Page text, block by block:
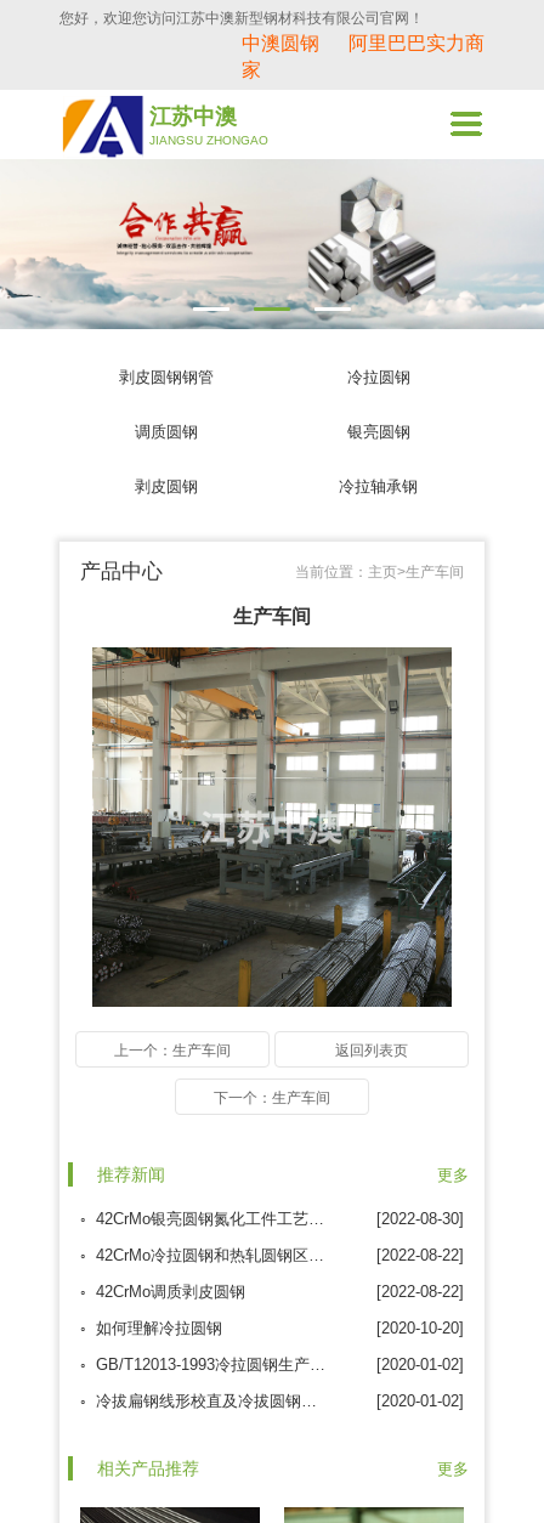
您好，欢迎您访问江苏中澳新型钢材科技有限公司官网！
中澳圆钢
阿里巴巴实力商
家
江苏中澳
JIANGSU ZHONGAO
剥皮圆钢钢管 冷拉圆钢
调质圆钢 银亮圆钢
剥皮圆钢 冷拉轴承钢
产品中心 当前位置： 主页>生产车间
生产车间
上一个：生产车间 返回列表页
下一个：生产车间
推荐新闻 更多
◦ 42CrMo银亮圆钢氮化工件工艺路线
[2022-08-30]
◦ 42CrMo冷拉圆钢和热轧圆钢区别是甚么?
[2022-08-22]
◦ 42CrMo调质剥皮圆钢
[2022-08-22]
◦ 如何理解冷拉圆钢
[2020-10-20]
◦ GB/T12013-1993冷拉圆钢生产量提升检测规范
[2020-01-02]
◦ 冷拔扁钢线形校直及冷拔圆钢生产加工方法
[2020-01-02]
相关产品推荐 更多